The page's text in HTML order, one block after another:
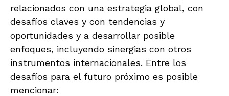
relacionados con una estrategia global, con
desafíos claves y con tendencias y
oportunidades y a desarrollar posible
enfoques, incluyendo sinergias con otros
instrumentos internacionales. Entre los
desafíos para el futuro próximo es posible
mencionar: